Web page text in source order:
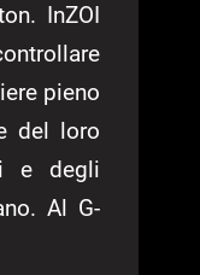
InZOI
pieno
del loro
e degli
Al G-